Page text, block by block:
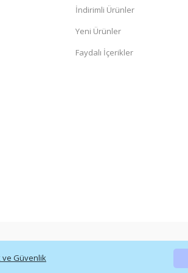
ve Güvenlik
İndirimli Ürünler
Yeni Ürünler
Faydalı İçerikler